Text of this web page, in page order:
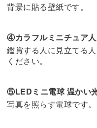
背景に貼る壁紙です。
④カラフルミニチュア
鑑賞する人に見立てる
ください。
⑤LEDミニ電球 温かい
写真を照らす電球です。